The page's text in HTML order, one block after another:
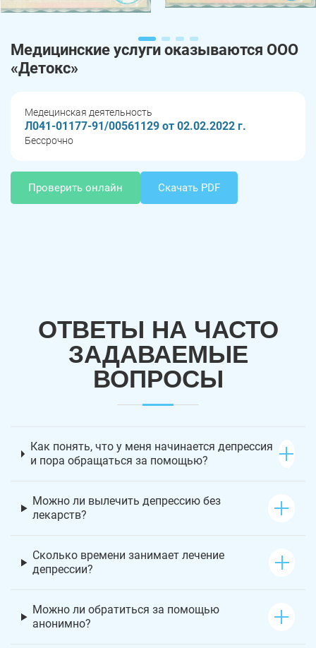
Медицинские услуги оказываются ООО
«Детокс»
Медецинская деятельность
Л041-01177-91/00561129 от 02.02.2022 г.
Бессрочно
Проверить онлайн Скачать PDF
ОТВЕТЫ НА ЧАСТО
ЗАДАВАЕМЫЕ
ВОПРОСЫ
Как понять, что у меня начинается депрессия
и пора обращаться за помощью?
Можно ли вылечить депрессию без
лекарств?
Сколько времени занимает лечение
депрессии?
Можно ли обратиться за помощью
анонимно?